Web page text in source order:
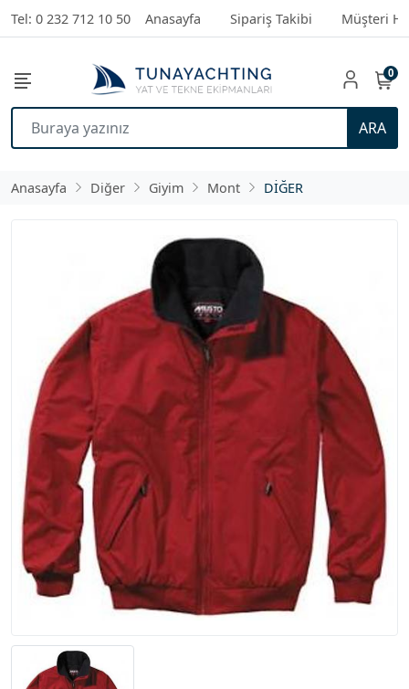
Tel: 0 232 712 10 50 Anasayfa Sipariş Takibi Müşteri
ARA
0
Anasayfa Diğer Giyim Mont DİĞER